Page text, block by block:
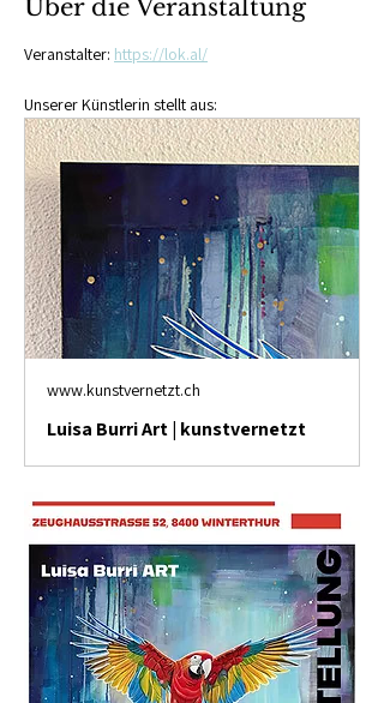
Über die Veranstaltung
Veranstalter: https://lok.al/
Unserer Künstlerin stellt aus:
www.kunstvernetzt.ch
Luisa Burri Art | kunstvernetzt